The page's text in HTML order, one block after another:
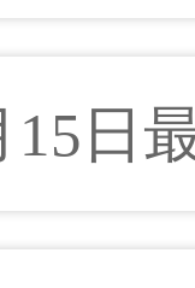
15日